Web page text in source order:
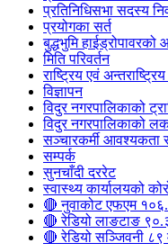
प्रतिनिधिसभा सदस्य
प्रयोगका सर्त
बुद्धभुमि
मिति परिवर्तन
राष्ट्रिय एवं
विज्ञापन
विदुर नगरपालिकाको
विदुर नगरपालिकाको
सञ्चारकर्मी आवश्यकता
सम्पर्क
सुनचाँदी दररेट
स्वास्थ्य कार्यालयको
🔴 नुवाकोट एफएम
🔴 रेडियो लाङटाङ
🔴 रेडियो सञ्जिवनी ८९